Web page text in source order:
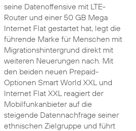
seine Datenoffensive mit LTE-
Router und einer 50 GB Mega
Internet Flat gestartet hat, legt die
führende Marke für Menschen mit
Migrationshintergrund direkt mit
weiteren Neuerungen nach. Mit
den beiden neuen Prepaid-
Optionen Smart World XXL und
Internet Flat XXL reagiert der
Mobilfunkanbieter auf die
steigende Datennachfrage seiner
ethnischen Zielgruppe und führt